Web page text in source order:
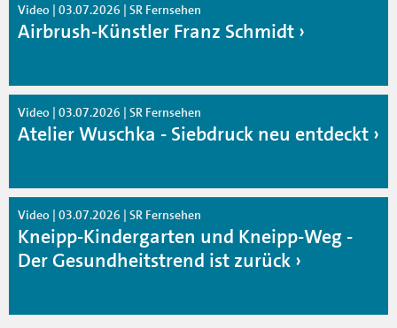
Video | 03.07.2026 | SR Fernsehen
Airbrush-Künstler Franz Schmidt
Video | 03.07.2026 | SR Fernsehen
Atelier Wuschka - Siebdruck neu entdeckt
Video | 03.07.2026 | SR Fernsehen
Kneipp-Kindergarten und Kneipp-Weg -
Der Gesundheitstrend ist zurück